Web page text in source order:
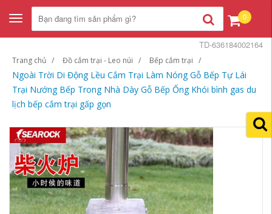
Toggle
navigation
0
Trang chủ Đồ cắm trại - Leo núi Bếp cắm trại
Ngoài Trời Di Động Lều Cắm Trại Làm Nóng Gỗ Bếp Tự Lái
Trại Nướng Bếp Trong Nhà Dày Gỗ Bếp Ống Khói bình gas du
lịch bếp cắm trại gấp gọn
TD-636184002164